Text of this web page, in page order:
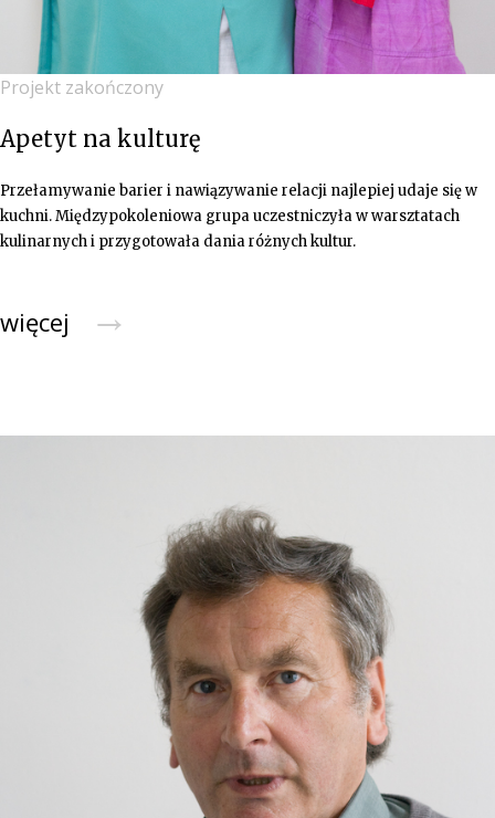
Projekt zakończony
Apetyt na kulturę
Przełamywanie barier i nawiązywanie relacji najlepiej udaje się w
kuchni. Międzypokoleniowa grupa uczestniczyła w warsztatach
kulinarnych i przygotowała dania różnych kultur.
więcej →